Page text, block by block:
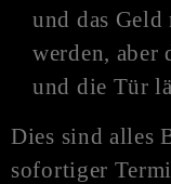
und das
werden, aber
und die Tür
Dies sind alles
sofortiger